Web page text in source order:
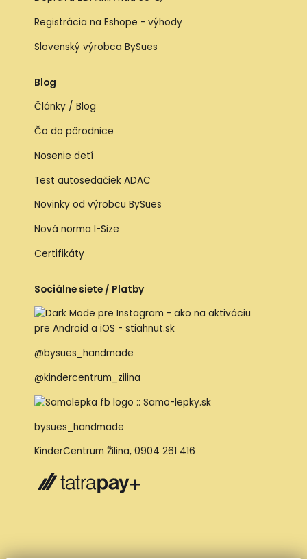
Registrácia na Eshope - výhody
Slovenský výrobca BySues
Blog
Články / Blog
Čo do pôrodnice
Nosenie detí
Test autosedačiek ADAC
Novinky od výrobcu BySues
Nová norma I-Size
Certifikáty
Sociálne siete / Platby
@bysues_handmade
@kindercentrum_zilina
bysues_handmade
KinderCentrum Žilina, 0904 261 416